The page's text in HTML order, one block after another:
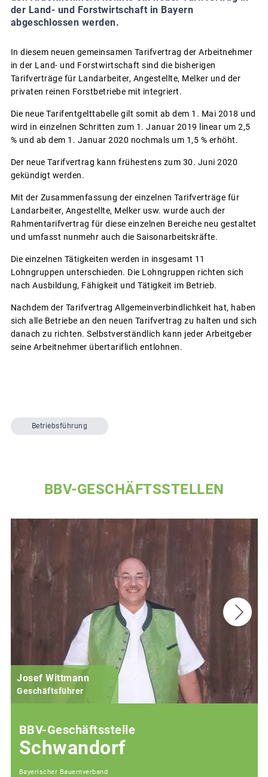
der Land- und Forstwirtschaft in Bayern
abgeschlossen werden.
In diesem neuen gemeinsamen Tarifvertrag der Arbeitnehmer
in der Land- und Forstwirtschaft sind die bisherigen
Tarifverträge für Landarbeiter, Angestellte, Melker und der
privaten reinen Forstbetriebe mit integriert.
Die neue Tarifentgelttabelle gilt somit ab dem 1. Mai 2018 und
wird in einzelnen Schritten zum 1. Januar 2019 linear um 2,5
% und ab dem 1. Januar 2020 nochmals um 1,5 % erhöht.
Der neue Tarifvertrag kann frühestens zum 30. Juni 2020
gekündigt werden.
Mit der Zusammenfassung der einzelnen Tarifverträge für
Landarbeiter, Angestellte, Melker usw. wurde auch der
Rahmentarifvertrag für diese einzelnen Bereiche neu gestaltet
und umfasst nunmehr auch die Saisonarbeitskräfte.
Die einzelnen Tätigkeiten werden in insgesamt 11
Lohngruppen unterschieden. Die Lohngruppen richten sich
nach Ausbildung, Fähigkeit und Tätigkeit im Betrieb.
Nachdem der Tarifvertrag Allgemeinverbindlichkeit hat, haben
sich alle Betriebe an den neuen Tarifvertrag zu halten und sich
danach zu richten. Selbstverständlich kann jeder Arbeitgeber
seine Arbeitnehmer übertariflich entlohnen.
Betriebsführung
BBV-GESCHÄFTSSTELLEN
Josef Wittmann
Geschäftsführer
BBV-Geschäftsstelle
Schwandorf
Bayerischer Bauernverband